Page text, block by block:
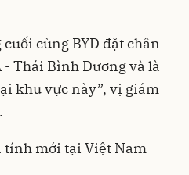
cùng BYD đặt chân
Thái Bình Dương và là
khu vực này”, vị giám
tính mới tại Việt Nam